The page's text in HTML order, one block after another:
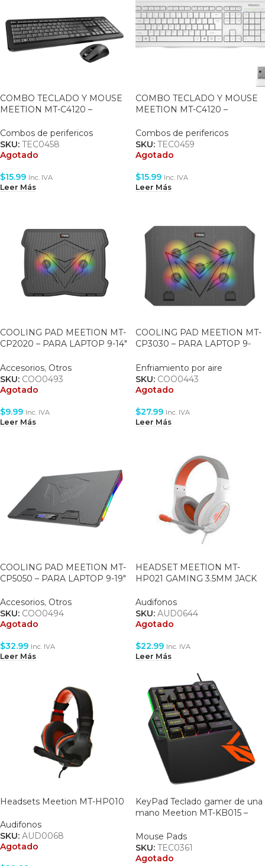
COMBO TECLADO Y MOUSE
MEETION MT-C4120 –
BLACK
Combos de perifericos
SKU: TEC0458
Agotado
$15.99 Inc. IVA
Leer Más
COMBO TECLADO Y MOUSE
MEETION MT-C4120 –
WHITE
Combos de perifericos
SKU: TEC0459
Agotado
$15.99 Inc. IVA
Leer Más
COOLING PAD MEETION MT-
CP2020 – PARA LAPTOP 9-14″
Accesorios, Otros
SKU: COO0493
Agotado
$9.99 Inc. IVA
Leer Más
COOLING PAD MEETION MT-
CP3030 – PARA LAPTOP 9-
Enfriamiento por aire
SKU: COO0443
Agotado
$27.99 Inc. IVA
Leer Más
COOLING PAD MEETION MT-
CP5050 – PARA LAPTOP 9-19″
Accesorios, Otros
SKU: COO0494
Agotado
$32.99 Inc. IVA
Leer Más
HEADSET MEETION MT-
HP021 GAMING 3.5MM JACK
VOLUMEN –
BLANCO/NARANJA
Audifonos
SKU: AUD0644
Agotado
$22.99 Inc. IVA
Leer Más
Headsets Meetion MT-HP010
Audifonos
SKU: AUD0068
Agotado
KeyPad Teclado gamer de una
mano Meetion MT-KB015 –
Mouse Pads
SKU: TEC0361
Agotado